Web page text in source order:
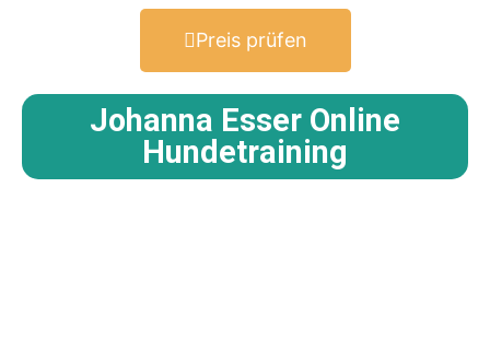
Preis prüfen
Johanna Esser Online
Hundetraining